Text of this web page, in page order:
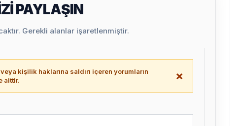
PAYLAŞIN
Gerekli alanlar işaretlenmiştir.
kişilik haklarına saldırı içeren yorumların
aittir.
×